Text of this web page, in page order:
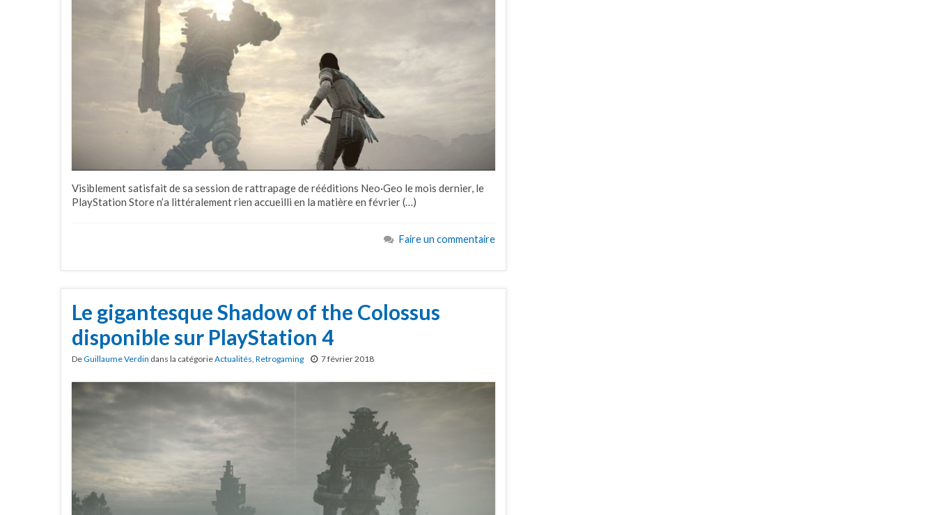
Visiblement satisfait de sa session de rattrapage de rééditions Neo·Geo le mois dernier, le
PlayStation Store n’a littéralement rien accueilli en la matière en février (…)
Faire un commentaire
Le gigantesque Shadow of the Colossus
disponible sur PlayStation 4
DeGuillaume Verdin dans la catégorieActualités, Retrogaming 7 février 2018